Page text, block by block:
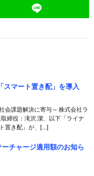
スマート置き配」を導入
会課題解決に寄与～ 株式会社ラ
締役：滝沢 潔、以下「ライナ
置き配」が、[…]
チャージ適用額のお知ら